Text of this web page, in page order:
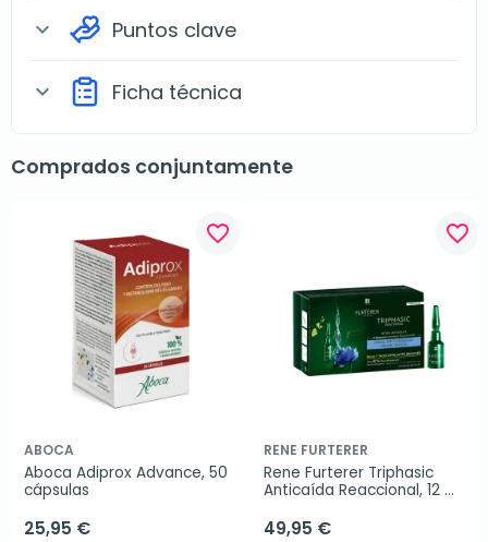
expand_more Puntos clave
expand_more Ficha técnica
Comprados conjuntamente
favorite_border
ABOCA
Aboca Adiprox Advance, 50
cápsulas
25,95 €
favorite_border
RENE FURTERER
Rene Furterer Triphasic
Anticaída Reaccional, 12
49,95 €